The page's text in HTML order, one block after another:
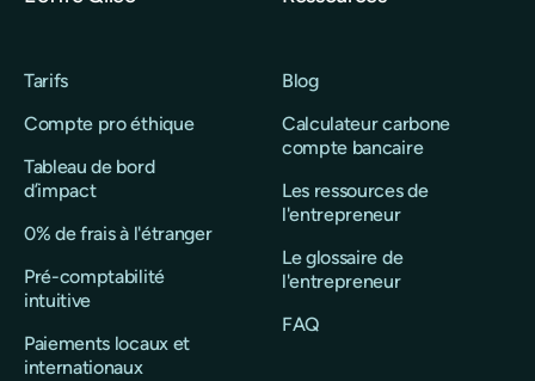
Tarifs
Compte pro éthique
Tableau de bord
d’impact
0% de frais à l'étranger
Pré-comptabilité
intuitive
Paiements locaux et
internationaux
Blog
Calculateur carbone
compte bancaire
Les ressources de
l'entrepreneur
Le glossaire de
l'entrepreneur
FAQ